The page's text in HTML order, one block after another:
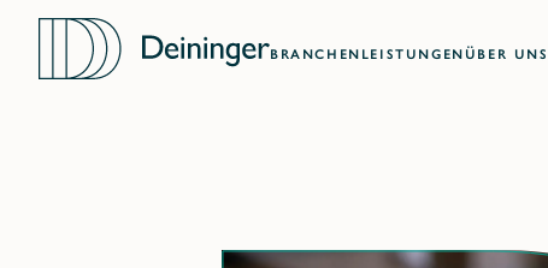
BRANCHENLEISTUNGENÜBER UNS